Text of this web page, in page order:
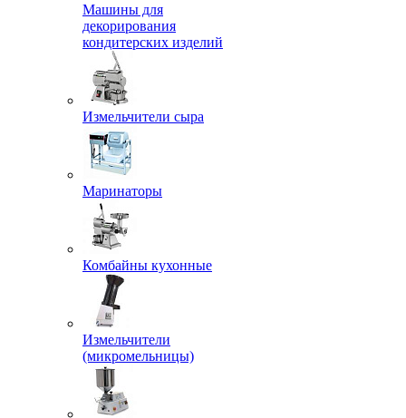
Машины для
декорирования
кондитерских изделий
Измельчители сыра
Маринаторы
Комбайны кухонные
Измельчители
(микромельницы)